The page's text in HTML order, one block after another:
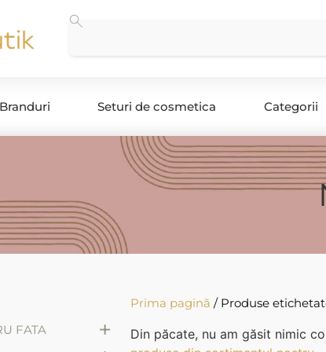
Branduri Seturi de cosmetica Categorii
FATA
+
Prima pagină / Produse
Din păcate, nu am găsit nimic